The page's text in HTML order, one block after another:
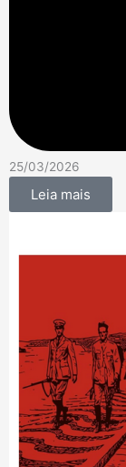
25/03/2026
Leia mais